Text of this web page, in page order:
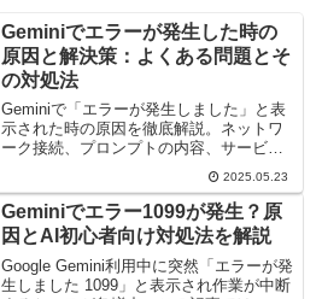
Geminiでエラーが発生した時の
原因と解決策：よくある問題とそ
の対処法
Geminiで「エラーが発生しました」と表
示された時の原因を徹底解説。ネットワ
ーク接続、プロンプトの内容、サービス
障害など、様々な状況に応じた解決策を
2025.05.23
Geminiでエラー1099が発生？原
因とAI初心者向け対処法を解説
Google Gemini利用中に突然「エラーが発
生しました 1099」と表示され作業が中断